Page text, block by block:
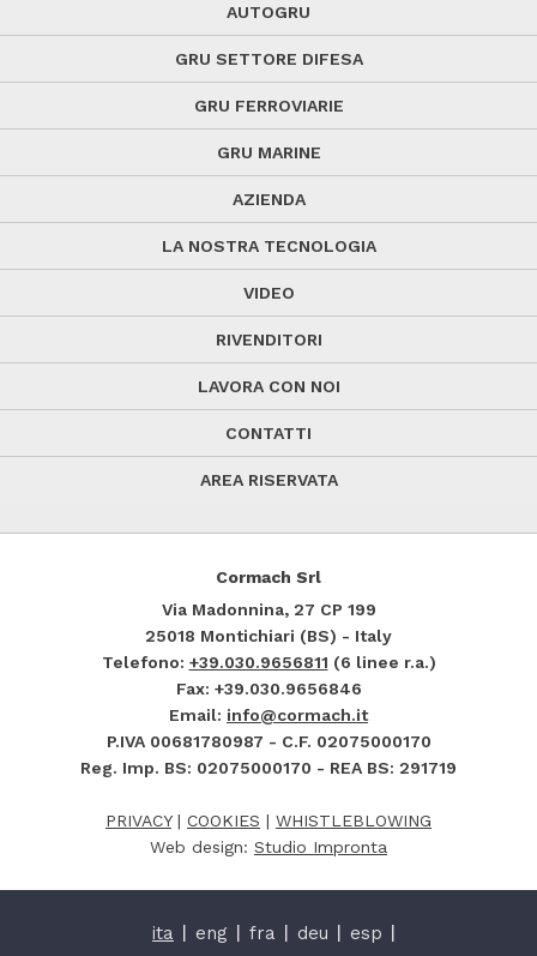
AUTOGRU
GRU SETTORE DIFESA
GRU FERROVIARIE
GRU MARINE
AZIENDA
LA NOSTRA TECNOLOGIA
VIDEO
RIVENDITORI
LAVORA CON NOI
CONTATTI
AREA RISERVATA
Cormach Srl
Via Madonnina, 27 CP 199
25018 Montichiari (BS) - Italy
Telefono: +39.030.9656811 (6 linee r.a.)
Fax: +39.030.9656846
Email: info@cormach.it
P.IVA 00681780987 - C.F. 02075000170
Reg. Imp. BS: 02075000170 - REA BS: 291719
PRIVACY| COOKIES | WHISTLEBLOWING
Web design: Studio Impronta
ita eng fra deu esp